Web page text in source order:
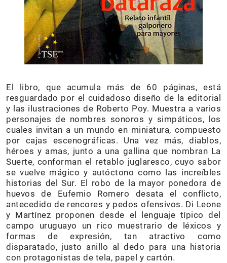
El libro, que acumula más de 60 páginas, está
resguardado por el cuidadoso diseño de la editorial
y las ilustraciones de Roberto Poy. Muestra a varios
personajes de nombres sonoros y simpáticos, los
cuales invitan a un mundo en miniatura, compuesto
por cajas escenográficas. Una vez más, diablos,
héroes y amas, junto a una gallina que nombran La
Suerte, conforman el retablo juglaresco, cuyo sabor
se vuelve mágico y autóctono como las increíbles
historias del Sur. El robo de la mayor ponedora de
huevos de Eufemio Romero desata el conflicto,
antecedido de rencores y pedos ofensivos. Di Leone
y Martínez proponen desde el lenguaje típico del
campo uruguayo un rico muestrario de léxicos y
formas de expresión, tan atractivo como
disparatado, justo anillo al dedo para una historia
con protagonistas de tela, papel y cartón.